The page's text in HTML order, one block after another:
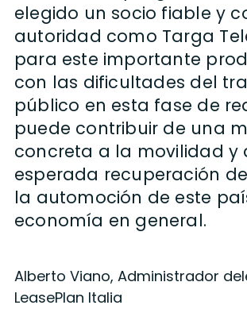
elegido un socio fiable y
autoridad como Targa
para este importante
con las dificultades del
público en esta fase de
puede contribuir de una
concreta a la movilidad y
esperada recuperación
la automoción de este
economía en general.
Alberto Viano, Administrador
LeasePlan Italia